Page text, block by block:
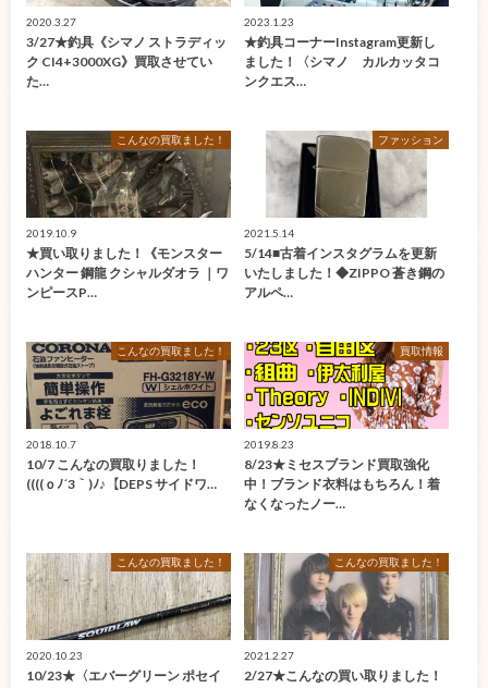
2020.3.27
3/27★釣具《シマノ ストラディッ
ク CI4+3000XG》買取させてい
た…
2023.1.23
★釣具コーナーInstagram更新し
ました！〈シマノ カルカッタコ
ンクエス…
こんなの買取ました！
2019.10.9
★買い取りました！《モンスター
ハンター 鋼龍 クシャルダオラ ｜ワ
ンピースP…
ファッション
2021.5.14
5/14■古着インスタグラムを更新
いたしました！◆ZIPPO 蒼き鋼の
アルペ…
こんなの買取ました！
2018.10.7
10/7 こんなの買取りました！
((((ｏﾉ´3｀)ﾉ♪【DEPS サイドワ…
買取情報
2019.8.23
8/23★ミセスブランド買取強化
中！ブランド衣料はもちろん！着
なくなったノー…
こんなの買取ました！
2020.10.23
10/23★〈エバーグリーン ポセイ
こんなの買取ました！
2021.2.27
2/27★こんなの買い取りました！